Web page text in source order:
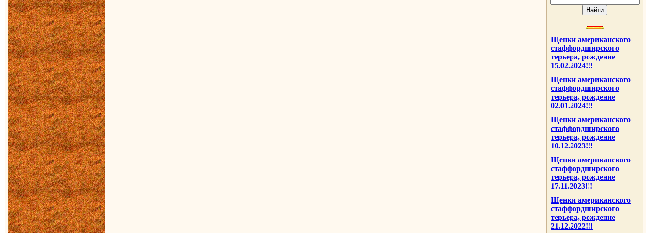
Щенки американского
стаффордширского
терьера, рождение
15.02.2024!!!
Щенки американского
стаффордширского
терьера, рождение
02.01.2024!!!
Щенки американского
стаффордширского
терьера, рождение
10.12.2023!!!
Щенки американского
стаффордширского
терьера, рождение
17.11.2023!!!
Щенки американского
стаффордширского
терьера, рождение
21.12.2022!!!